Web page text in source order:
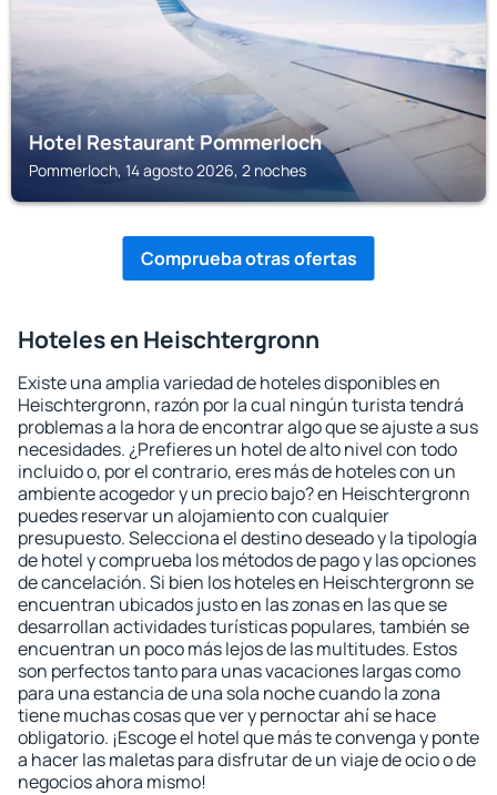
Hotel Restaurant Pommerloch
Pommerloch, 14 agosto 2026, 2 noches
Comprueba otras ofertas
Hoteles en Heischtergronn
Existe una amplia variedad de hoteles disponibles en
Heischtergronn, razón por la cual ningún turista tendrá
problemas a la hora de encontrar algo que se ajuste a sus
necesidades. ¿Prefieres un hotel de alto nivel con todo
incluido o, por el contrario, eres más de hoteles con un
ambiente acogedor y un precio bajo? en Heischtergronn
puedes reservar un alojamiento con cualquier
presupuesto. Selecciona el destino deseado y la tipología
de hotel y comprueba los métodos de pago y las opciones
de cancelación. Si bien los hoteles en Heischtergronn se
encuentran ubicados justo en las zonas en las que se
desarrollan actividades turísticas populares, también se
encuentran un poco más lejos de las multitudes. Estos
son perfectos tanto para unas vacaciones largas como
para una estancia de una sola noche cuando la zona
tiene muchas cosas que ver y pernoctar ahí se hace
obligatorio. ¡Escoge el hotel que más te convenga y ponte
a hacer las maletas para disfrutar de un viaje de ocio o de
negocios ahora mismo!